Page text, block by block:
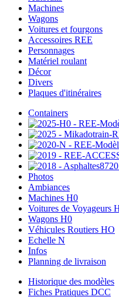
Machines
Wagons
Voitures et fourgons
Accessoires REE
Personnages
Matériel roulant
Décor
Divers
Plaques d'itinéraires
Containers
Photos
Ambiances
Machines H0
Voitures de Voyageurs
Wagons H0
Véhicules Routiers HO
Echelle N
Infos
Planning de livraison
Historique des modèles
Fiches Pratiques DCC